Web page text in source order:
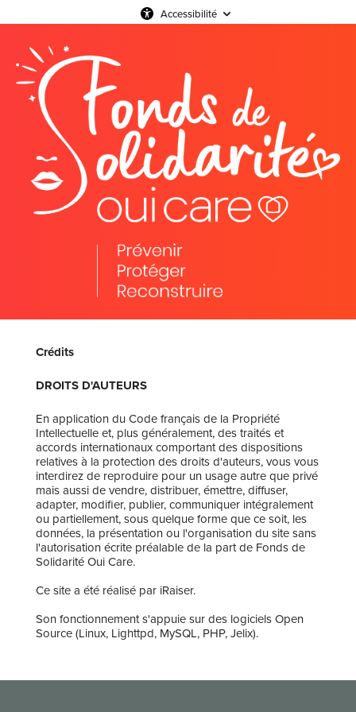
Accessibilité
Crédits
DROITS D'AUTEURS
En application du Code français de la Propriété
Intellectuelle et, plus généralement, des traités et
accords internationaux comportant des dispositions
relatives à la protection des droits d'auteurs, vous vous
interdirez de reproduire pour un usage autre que privé
mais aussi de vendre, distribuer, émettre, diffuser,
adapter, modifier, publier, communiquer intégralement
ou partiellement, sous quelque forme que ce soit, les
données, la présentation ou l'organisation du site sans
l'autorisation écrite préalable de la part de Fonds de
Solidarité Oui Care.
Ce site a été réalisé par iRaiser.
Son fonctionnement s'appuie sur des logiciels Open
Source (Linux, Lighttpd, MySQL, PHP, Jelix).